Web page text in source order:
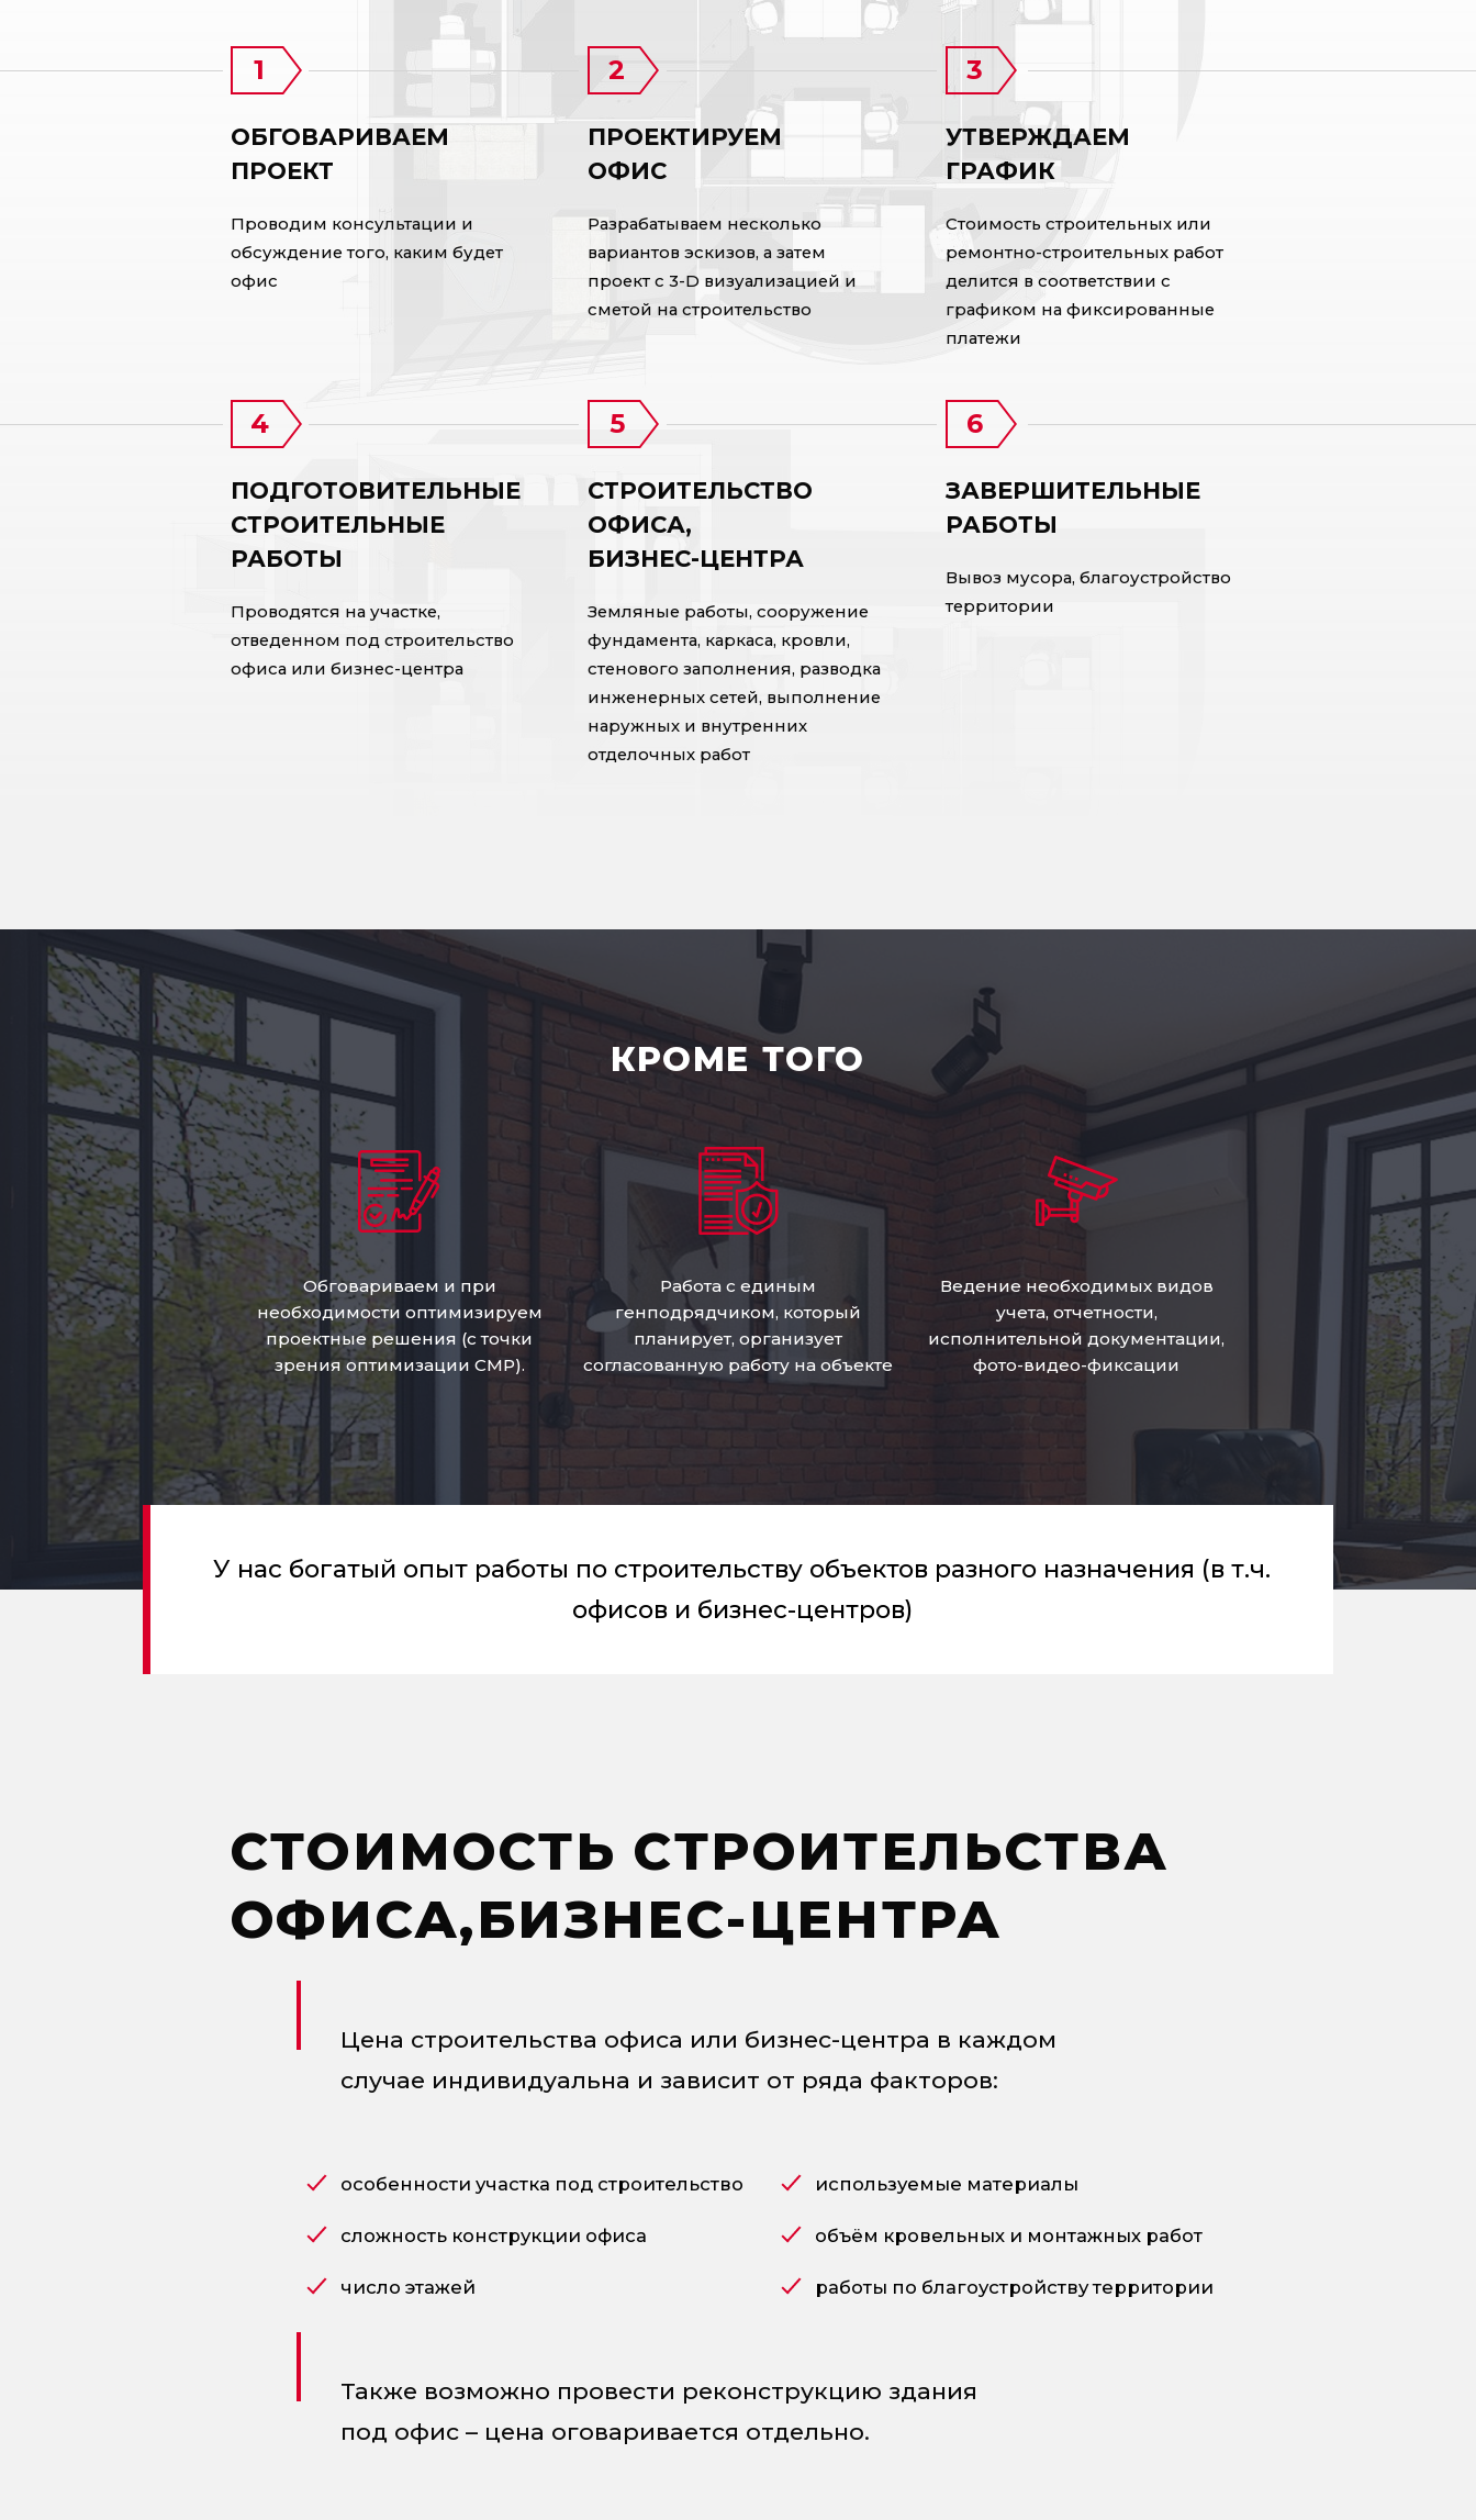
ОБГОВАРИВАЕМ
ПРОЕКТ
Проводим консультации и
обсуждение того, каким будет
офис
ПРОЕКТИРУЕМ
ОФИС
Разрабатываем несколько
вариантов эскизов, а затем
проект с 3-D визуализацией и
сметой на строительство
УТВЕРЖДАЕМ
ГРАФИК
Стоимость строительных или
ремонтно-строительных работ
делится в соответствии с
графиком на фиксированные
платежи
ПОДГОТОВИТЕЛЬНЫЕ
СТРОИТЕЛЬНЫЕ
РАБОТЫ
Проводятся на участке,
отведенном под строительство
офиса или бизнес-центра
СТРОИТЕЛЬСТВО
ОФИСА,
БИЗНЕС-ЦЕНТРА
Земляные работы, сооружение
фундамента, каркаса, кровли,
стенового заполнения, разводка
инженерных сетей, выполнение
наружных и внутренних
отделочных работ
ЗАВЕРШИТЕЛЬНЫЕ
РАБОТЫ
Вывоз мусора, благоустройство
территории
КРОМЕ ТОГО
Обговариваем и при
необходимости оптимизируем
проектные решения (с точки
зрения оптимизации СМР).
Работа с единым
генподрядчиком, который
планирует, организует
согласованную работу на объекте
Ведение необходимых видов
учета, отчетности,
исполнительной документации,
фото-видео-фиксации
У нас богатый опыт работы по строительству объектов разного назначения (в т.ч.
офисов и бизнес-центров)
СТОИМОСТЬ СТРОИТЕЛЬСТВА
ОФИСА,БИЗНЕС-ЦЕНТРА
Цена строительства офиса или бизнес-центра в каждом
случае индивидуальна и зависит от ряда факторов:
особенности участка под строительство
сложность конструкции офиса
число этажей
используемые материалы
объём кровельных и монтажных работ
работы по благоустройству территории
Также возможно провести реконструкцию здания
под офис – цена оговаривается отдельно.